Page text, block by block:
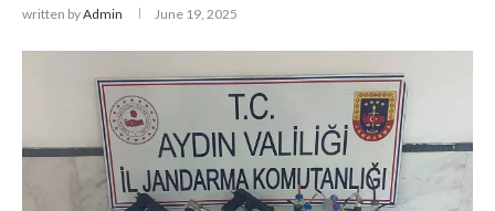
written byAdmin June 19, 2025